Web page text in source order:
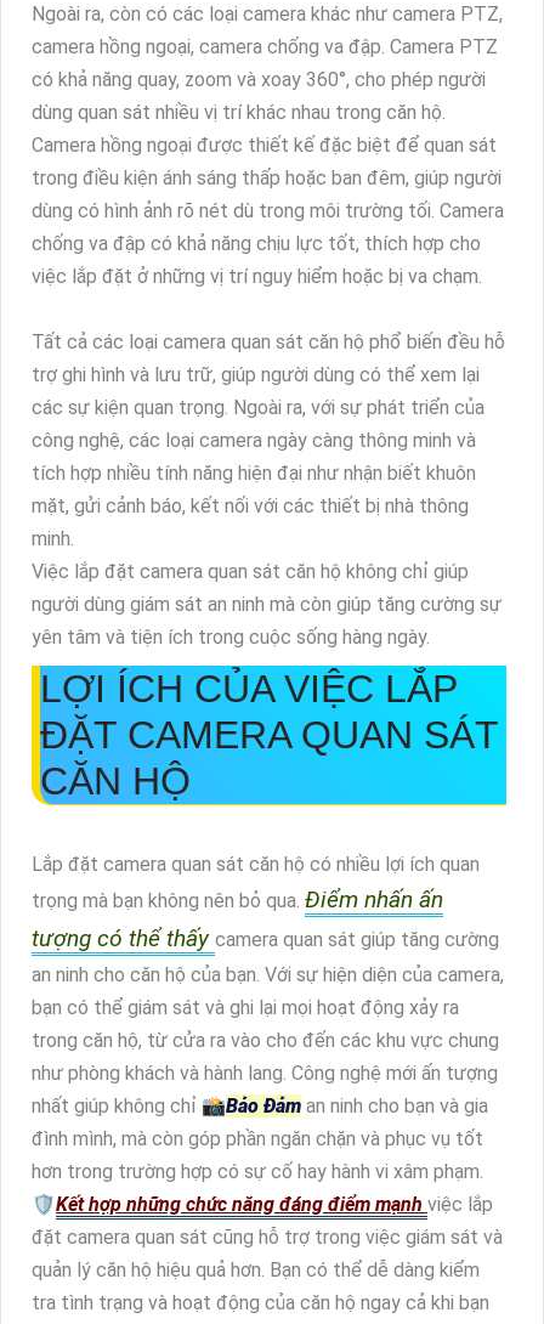
Ngoài ra, còn có các loại camera khác như camera PTZ,
camera hồng ngoại, camera chống va đập. Camera PTZ
có khả năng quay, zoom và xoay 360°, cho phép người
dùng quan sát nhiều vị trí khác nhau trong căn hộ.
Camera hồng ngoại được thiết kế đặc biệt để quan sát
trong điều kiện ánh sáng thấp hoặc ban đêm, giúp người
dùng có hình ảnh rõ nét dù trong môi trường tối. Camera
chống va đập có khả năng chịu lực tốt, thích hợp cho
việc lắp đặt ở những vị trí nguy hiểm hoặc bị va chạm.
Tất cả các loại camera quan sát căn hộ phổ biến đều hỗ
trợ ghi hình và lưu trữ, giúp người dùng có thể xem lại
các sự kiện quan trọng. Ngoài ra, với sự phát triển của
công nghệ, các loại camera ngày càng thông minh và
tích hợp nhiều tính năng hiện đại như nhận biết khuôn
mặt, gửi cảnh báo, kết nối với các thiết bị nhà thông
minh.
Việc lắp đặt camera quan sát căn hộ không chỉ giúp
người dùng giám sát an ninh mà còn giúp tăng cường sự
yên tâm và tiện ích trong cuộc sống hàng ngày.
LỢI ÍCH CỦA VIỆC LẮP
ĐẶT CAMERA QUAN SÁT
CĂN HỘ
Lắp đặt camera quan sát căn hộ có nhiều lợi ích quan
trọng mà bạn không nên bỏ qua. Điểm nhấn ấn
tượng có thể thấy camera quan sát giúp tăng cường
an ninh cho căn hộ của bạn. Với sự hiện diện của camera,
bạn có thể giám sát và ghi lại mọi hoạt động xảy ra
trong căn hộ, từ cửa ra vào cho đến các khu vực chung
như phòng khách và hành lang. Công nghệ mới ấn tượng
nhất giúp không chỉ 📸Bảo Đảm an ninh cho bạn và gia
đình mình, mà còn góp phần ngăn chặn và phục vụ tốt
hơn trong trường hợp có sự cố hay hành vi xâm phạm.
🛡Kết hợp những chức năng đáng điểm mạnh việc lắp
đặt camera quan sát cũng hỗ trợ trong việc giám sát và
quản lý căn hộ hiệu quả hơn. Bạn có thể dễ dàng kiểm
tra tình trạng và hoạt động của căn hộ ngay cả khi bạn